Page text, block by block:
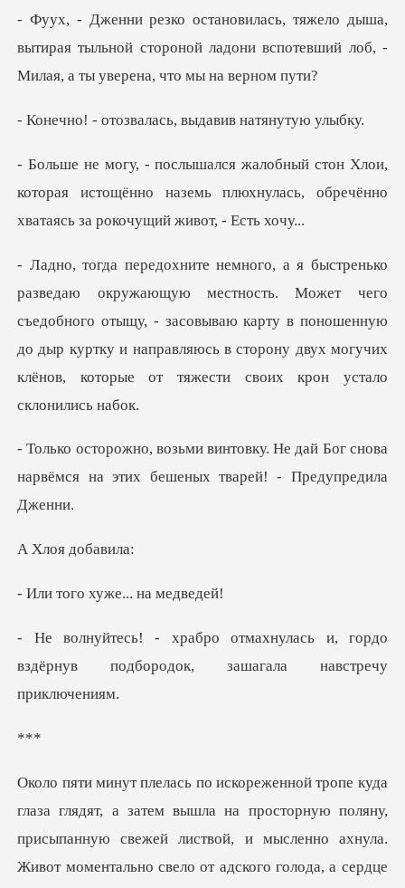
а,
вытирая тыльной стороной ладони вспотевший л
звалась, выдавив
ои,
которая истощённо наземь плюхнулась, обречё
ет чего
съедобного отыщу, - засовываю карту в поношенную
до дыр куртку и направляюсь
Не дай Бог снова
нарвёмся на этих б
я доб
хуже... н
лась и, гордо
вздёрнув подбородок
*
панную свежей листвой, и мысленно ахнула.
Живот моментально свело от адского голода, а сердце